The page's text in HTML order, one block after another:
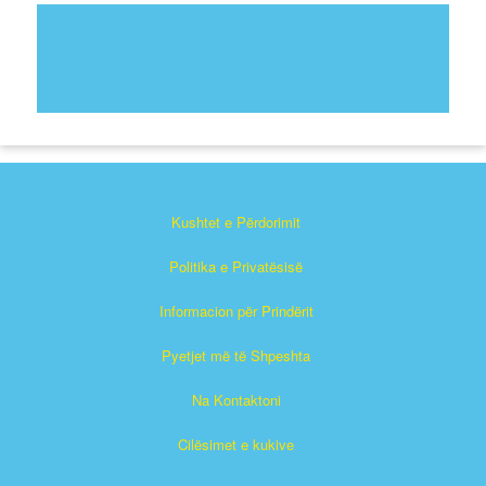
Kushtet e Përdorimit
Politika e Privatësisë
Informacion për Prindërit
Pyetjet më të Shpeshta
Na Kontaktoni
Cilësimet e kukive